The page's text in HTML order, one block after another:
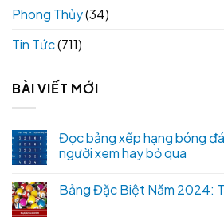
Phong Thủy(34)
Tin Tức(711)
BÀI VIẾT MỚI
Đọc bảng xếp hạng bóng
người xem hay bỏ qua
Bảng Đặc Biệt Năm 2024: